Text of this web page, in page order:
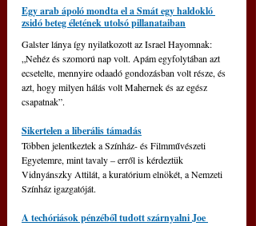
Egy arab ápoló mondta el a Smát egy haldokló
zsidó beteg életének utolsó pillanataiban
Galster lánya így nyilatkozott az Israel Hayomnak:
„Nehéz és szomorú nap volt. Apám egyfolytában azt
ecsetelte, mennyire odaadó gondozásban volt része, és
azt, hogy milyen hálás volt Mahernek és az egész
csapatnak”.
Sikertelen a liberális támadás
Többen jelentkeztek a Színház- és Filmművészeti
Egyetemre, mint tavaly – erről is kérdeztük
Vidnyánszky Attilát, a kuratórium elnökét, a Nemzeti
Színház igazgatóját.
A techóriások pénzéből tudott szárnyalni Joe